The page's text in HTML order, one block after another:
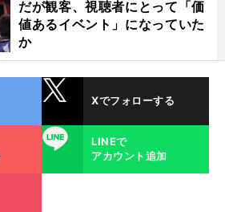
だが観客、視聴者にとって「価
値あるイベント」になっていた
か
Xでフォローする
LINE
LINEで
アカウント追加